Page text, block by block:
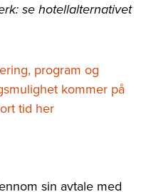
se hotellalternativet
program og
kommer på
tid her
sin avtale med